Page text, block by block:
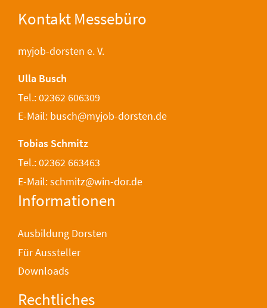
Kontakt Messebüro
myjob-dorsten e. V.
Ulla Busch
Tel.: 02362 606309
E-Mail: busch@myjob-dorsten.de
Tobias Schmitz
Tel.: 02362 663463
E-Mail: schmitz@win-dor.de
Informationen
Ausbildung Dorsten
Für Aussteller
Downloads
Rechtliches